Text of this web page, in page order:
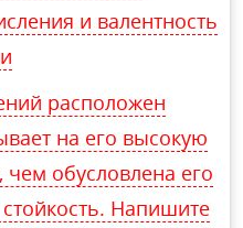
и валентность
расположен
на его высокую
чем обусловлена его
Напишите